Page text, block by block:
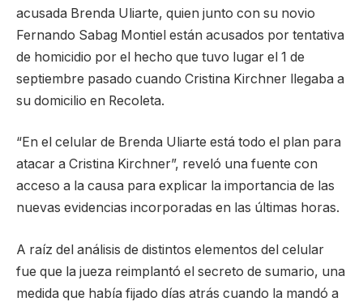
acusada Brenda Uliarte, quien junto con su novio
Fernando Sabag Montiel están acusados por tentativa
de homicidio por el hecho que tuvo lugar el 1 de
septiembre pasado cuando Cristina Kirchner llegaba a
su domicilio en Recoleta.
“En el celular de Brenda Uliarte está todo el plan para
atacar a Cristina Kirchner”, reveló una fuente con
acceso a la causa para explicar la importancia de las
nuevas evidencias incorporadas en las últimas horas.
A raíz del análisis de distintos elementos del celular
fue que la jueza reimplantó el secreto de sumario, una
medida que había fijado días atrás cuando la mandó a